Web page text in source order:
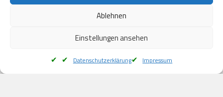
Ablehnen
Einstellungen ansehen
Datenschutzerklärung Impressum